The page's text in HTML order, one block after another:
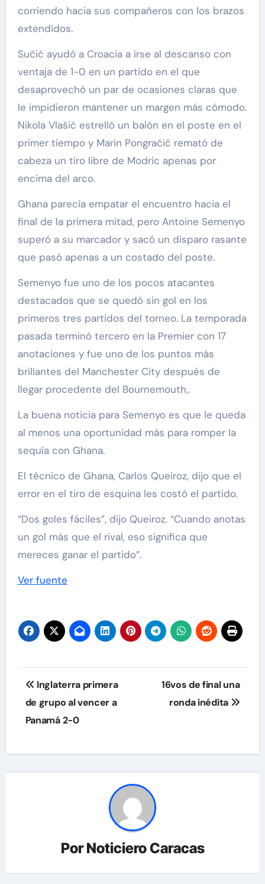
corriendo hacia sus compañeros con los brazos
extendidos.
Sučić ayudó a Croacia a irse al descanso con
ventaja de 1-0 en un partido en el que
desaprovechó un par de ocasiones claras que
le impidieron mantener un margen más cómodo.
Nikola Vlašić estrelló un balón en el poste en el
primer tiempo y Marin Pongračić remató de
cabeza un tiro libre de Modric apenas por
encima del arco.
Ghana parecía empatar el encuentro hacia el
final de la primera mitad, pero Antoine Semenyo
superó a su marcador y sacó un disparo rasante
que pasó apenas a un costado del poste.
Semenyo fue uno de los pocos atacantes
destacados que se quedó sin gol en los
primeros tres partidos del torneo. La temporada
pasada terminó tercero en la Premier con 17
anotaciones y fue uno de los puntos más
brillantes del Manchester City después de
llegar procedente del Bournemouth,.
La buena noticia para Semenyo es que le queda
al menos una oportunidad más para romper la
sequía con Ghana.
El técnico de Ghana, Carlos Queiroz, dijo que el
error en el tiro de esquina les costó el partido.
“Dos goles fáciles”, dijo Queiroz. “Cuando anotas
un gol más que el rival, eso significa que
mereces ganar el partido”.
Ver fuente
Navegación
de
entradas
Inglaterra primera
de grupo al vencer a
Panamá 2-0
16vos de final una
ronda inédita
PorNoticiero Caracas